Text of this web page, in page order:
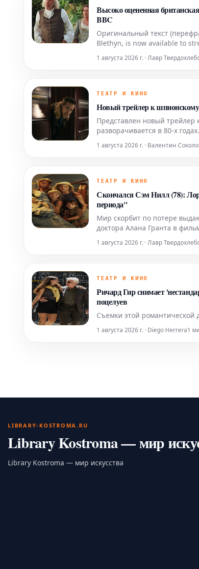
Высоко оцененная
BBC
Оригинальный текст
Blethyn, is now available to
Matthew Macfadyen in
1 августа 2026 г. · Лавр
ТЕАТР И КИНО
Новый трейлер к
Представлен новый
разворачивается в 80-х
1 августа 2026 г. · Валентин
ТЕАТР И КИНО
Скончался Сэм Нилл (78):
периода"
Мир скорбит по потере
доктора Алана Гранта в
Коллеги и друзья, включая
соболезнован
1 августа 2026 г. · Лавр
ТЕАТР И КИНО
Ричард Гир снимает
поцелуев
Съемки этой романтической
1 августа 2026 г. · Diego Herrera1
LIBRARY-KOSTROMA.RU
Library Kostroma — мир
Library Kostroma — мир искусства